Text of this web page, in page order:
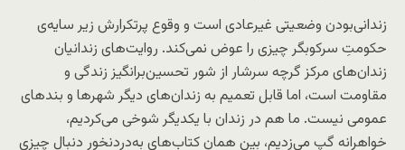
زندانی‌بودن وضعیتی غیرعادی است و وقوع پرتکرارش زیر سایه‌ی
حکومتِ سرکوبگر چیزی را عوض نمی‌کند. روایتهای زندانیان
زندان‌های مرکز گرچه سرشار از شور تحسین‌برانگیز زندگی و
مقاومت است، اما قابل تعمیم به زندان‌های دیگر شهرها و بندهای
عمومی نیست. ما هم در زندان با یکدیگر شوخی می‌کردیم،
خواهرانه گپ می‌زدیم، بین همان کتاب‌های به‌دردنخور دنبال چیزی